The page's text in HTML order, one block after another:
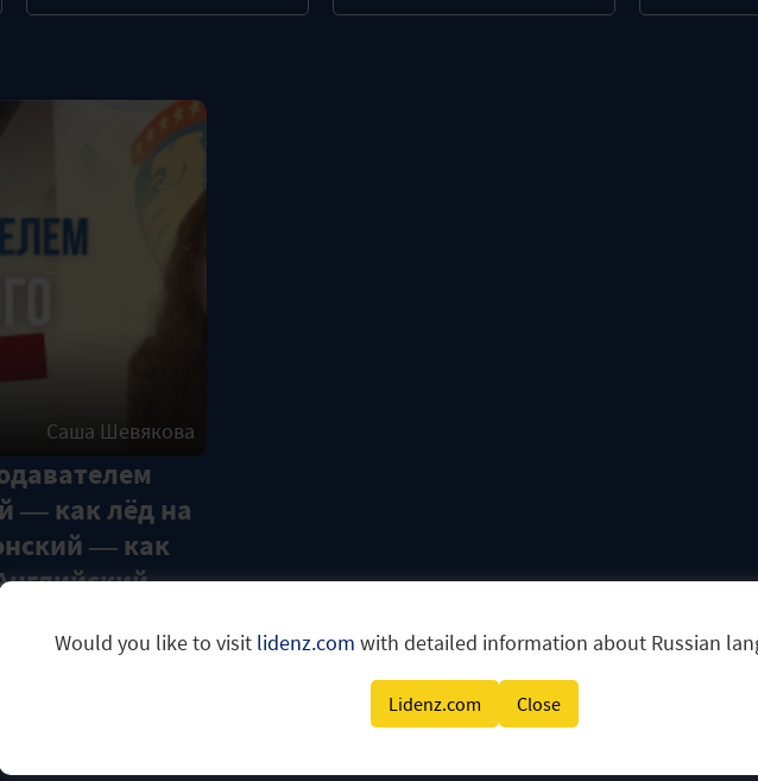
Would you like to visit lidenz.com with detailed information about Russian
Lidenz.com Close
Саша Шевякова
— как лёд на
— как
—